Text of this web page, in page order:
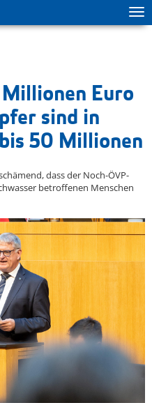
Euro
sind in
50 Millionen
dass der Noch-ÖVP-
betroffenen Menschen